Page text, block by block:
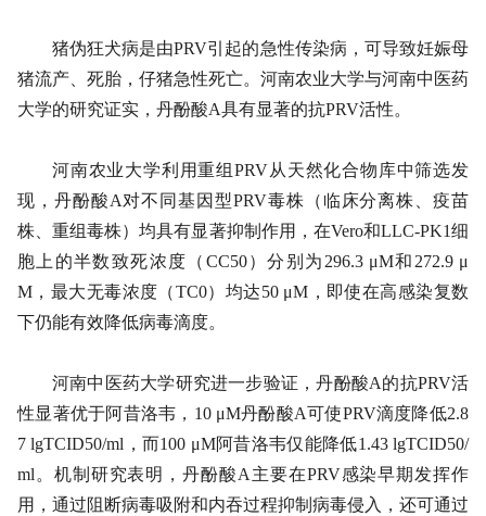
猪伪狂犬病是由PRV引起的急性传染病，可导致妊娠母
猪流产、死胎，仔猪急性死亡。河南农业大学与河南中医药
大学的研究证实，丹酚酸A具有显著的抗PRV活性。
河南农业大学利用重组PRV从天然化合物库中筛选发
现，丹酚酸A对不同基因型PRV毒株（临床分离株、疫苗
株、重组毒株）均具有显著抑制作用，在Vero和LLC-PK1细
胞上的半数致死浓度（CC50）分别为296.3 μM和272.9 μ
M，最大无毒浓度（TC0）均达50 μM，即使在高感染复数
下仍能有效降低病毒滴度。
河南中医药大学研究进一步验证，丹酚酸A的抗PRV活
性显著优于阿昔洛韦，10 μM丹酚酸A可使PRV滴度降低2.8
7 lgTCID50/ml，而100 μM阿昔洛韦仅能降低1.43 lgTCID50/
ml。机制研究表明，丹酚酸A主要在PRV感染早期发挥作
用，通过阻断病毒吸附和内吞过程抑制病毒侵入，还可通过